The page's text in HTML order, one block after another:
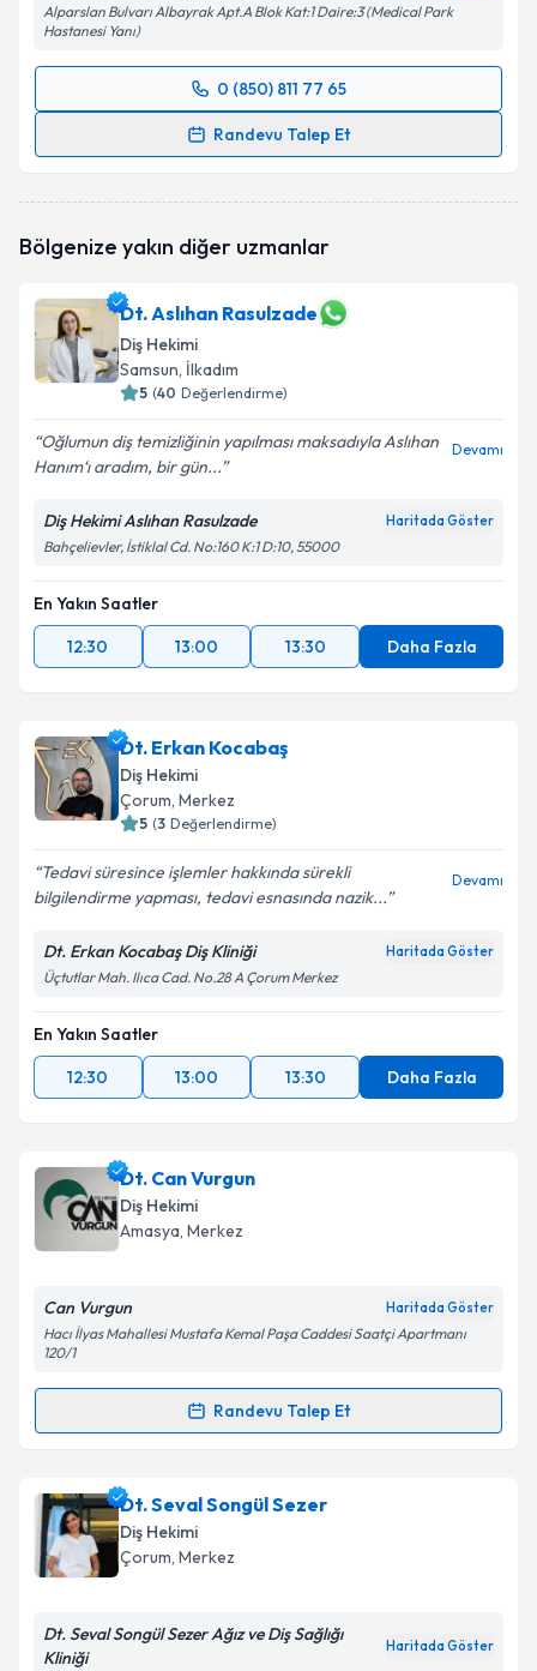
Alparslan Bulvarı Albayrak Apt.A Blok Kat:1 Daire:3 (Medical Park
Hastanesi Yanı)
0 (850) 811 77 65
Randevu Talep Et
Randevu Takvimi Talebi
talebi oluşturun. Size bu uzmandan randevu almanız
bilgilendireceğiz.
E-posta Adresiniz
Kişisel verilerimin işlenmesine ilişkinAydınlatma
Metni'ni okudum ve kişisel verilerimin belirtilen
kapsamda işlenmesini kabul ediyorum.
Takvim Talebini Gönder
Bölgenize yakın diğer uzmanlar
Dt. Aslıhan Rasulzade
Diş Hekimi
Samsun, İlkadım
5 (40 Değerlendirme)
Oğlumun diş temizliğinin yapılması maksadıyla Aslıhan
Hanım‘ı aradım, bir gün...
Devamı
Diş Hekimi Aslıhan Rasulzade Haritada Göster
Bahçelievler, İstiklal Cd. No:160 K:1 D:10, 55000
En Yakın Saatler
12:30
13:00 13:30 Daha Fazla
Dt. Erkan Kocabaş
Diş Hekimi
Çorum, Merkez
5 (3 Değerlendirme)
Tedavi süresince işlemler hakkında sürekli
bilgilendirme yapması, tedavi esnasında nazik...
Devamı
Dt. Erkan Kocabaş Diş Kliniği Haritada Göster
Üçtutlar Mah. Ilıca Cad. No.28 A Çorum Merkez
En Yakın Saatler
12:30
13:00 13:30 Daha Fazla
Dt. Can Vurgun
Diş Hekimi
Amasya, Merkez
Can Vurgun Haritada Göster
Hacı İlyas Mahallesi Mustafa Kemal Paşa Caddesi Saatçi Apartmanı
120/1
Randevu Talep Et
Randevu Takvimi Talebi
Dt. Can Vurguniçin randevu takvimi talebi oluşturun.
Size bu uzmandan randevu almanız için bir takvim
hazırlandığında e-posta ile bilgilendireceğiz.
Dt. Seval Songül Sezer
Diş Hekimi
Çorum, Merkez
Dt. Seval Songül Sezer Ağız ve Diş Sağlığı
Kliniği
Haritada Göster